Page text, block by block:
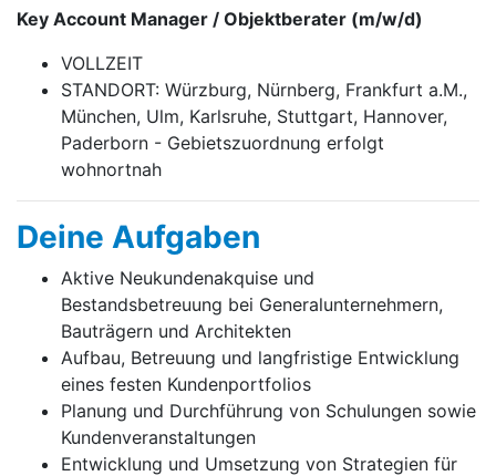
Key Account Manager / Objektberater (m/w/d)
VOLLZEIT
STANDORT: Würzburg, Nürnberg, Frankfurt a.M.,
München, Ulm, Karlsruhe, Stuttgart, Hannover,
Paderborn - Gebietszuordnung erfolgt
wohnortnah
Deine Aufgaben
Aktive Neukundenakquise und
Bestandsbetreuung bei Generalunternehmern,
Bauträgern und Architekten
Aufbau, Betreuung und langfristige Entwicklung
eines festen Kundenportfolios
Planung und Durchführung von Schulungen sowie
Kundenveranstaltungen
Entwicklung und Umsetzung von Strategien für